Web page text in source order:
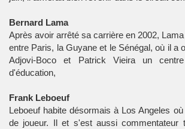
Bernard Lama
Après avoir arrêté sa carrière en 2002,
entre Paris, la Guyane et le Sénégal, où il a
Adjovi-Boco et Patrick Vieira un
d'éducation,
Frank Leboeuf
Leboeuf habite désormais à Los Angeles
de joueur. Il et s'est aussi commentateur